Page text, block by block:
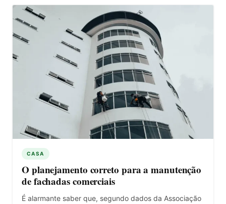
CASA
O planejamento correto para a manutenção
de fachadas comerciais
É alarmante saber que, segundo dados da Associação